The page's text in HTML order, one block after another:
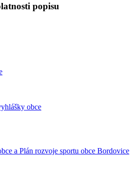
popisu
obce
a Plán rozvoje sportu obce Bordovice